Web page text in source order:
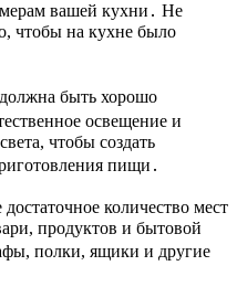
вашей кухни․ Не
чтобы на кухне было
быть хорошо
освещение и
чтобы создать
пищи․
количество мест
продуктов и бытовой
полки, ящики и другие